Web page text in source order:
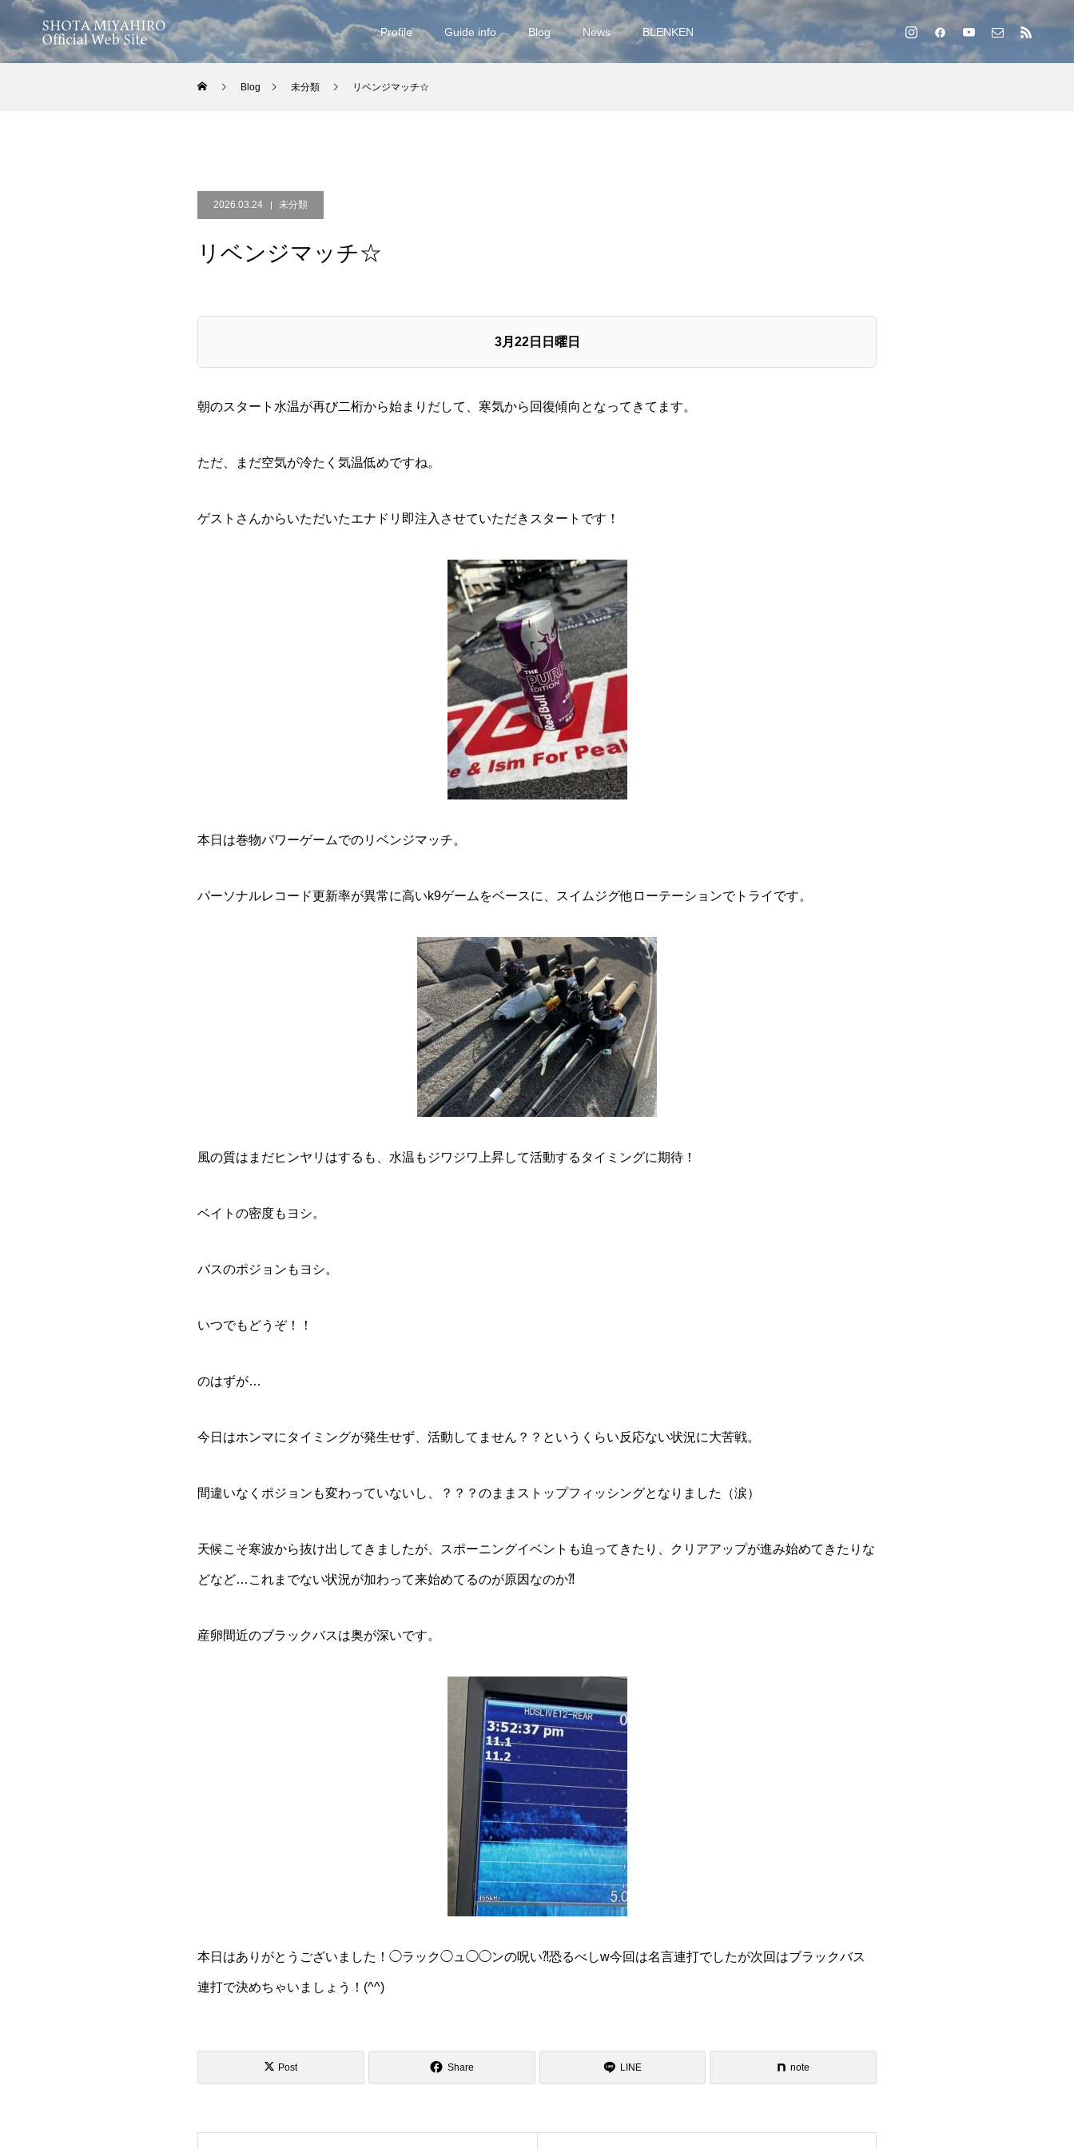
Profile Guide info Blog News BLENKEN
Blog 未分類 リベンジマッチ☆
2026.03.24 未分類
リベンジマッチ☆
3月22日日曜日
朝のスタート水温が再び二桁から始まりだして、寒気から回復傾向となってきてます。
ただ、まだ空気が冷たく気温低めですね。
ゲストさんからいただいたエナドリ即注入させていただきスタートです！
本日は巻物パワーゲームでのリベンジマッチ。
パーソナルレコード更新率が異常に高いk9ゲームをベースに、スイムジグ他ローテーションでトライです。
風の質はまだヒンヤリはするも、水温もジワジワ上昇して活動するタイミングに期待！
ベイトの密度もヨシ。
バスのポジョンもヨシ。
いつでもどうぞ！！
のはずが…
今日はホンマにタイミングが発生せず、活動してません？？というくらい反応ない状況に大苦戦。
間違いなくポジョンも変わっていないし、？？？のままストップフィッシングとなりました（涙）
天候こそ寒波から抜け出してきましたが、スポーニングイベントも迫ってきたり、クリアアップが進み始めてきたりな
どなど…これまでない状況が加わって来始めてるのが原因なのか⁈
産卵間近のブラックバスは奥が深いです。
本日はありがとうございました！◯ラック◯ュ◯◯ンの呪い⁈恐るべしw今回は名言連打でしたが次回はブラックバス
連打で決めちゃいましょう！(^^)
Post Share LINE note